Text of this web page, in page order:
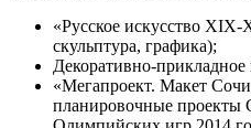
«Русское искусство
скульптура, графика);
Декоративно-
«Мегапроект. Макет
планировочные